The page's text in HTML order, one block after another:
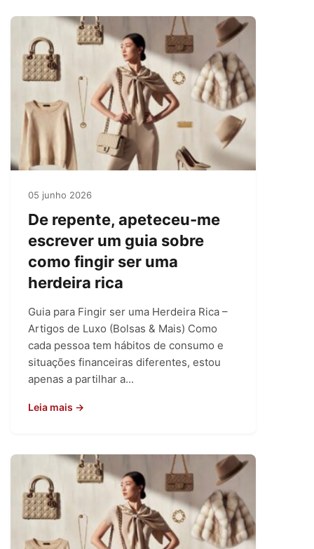
05 junho 2026
De repente, apeteceu-me
escrever um guia sobre
como fingir ser uma
herdeira rica
Guia para Fingir ser uma Herdeira Rica –
Artigos de Luxo (Bolsas & Mais) Como
cada pessoa tem hábitos de consumo e
situações financeiras diferentes, estou
apenas a partilhar a...
Leia mais →